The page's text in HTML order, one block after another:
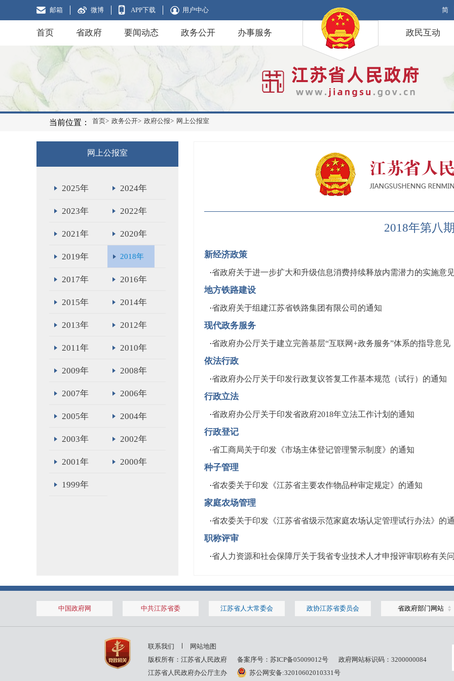
邮箱 微博 APP下载 用户中心 简
首页 省政府 要闻动态 政务公开 办事服务 政民互动
当前位置： 首页> 政务公开> 政府公报> 网上公报室
网上公报室
2025年 2024年
2023年 2022年
2021年 2020年
2019年 2018年
2017年 2016年
2015年 2014年
2013年 2012年
2011年 2010年
2009年 2008年
2007年 2006年
2005年 2004年
2003年 2002年
2001年 2000年
1999年
2018年第八期
新经济政策
·省政府关于进一步扩大和升级信息消费持续释放内需潜力的实施意
地方铁路建设
·省政府关于组建江苏省铁路集团有限公司的通知
现代政务服务
·省政府办公厅关于建立完善基层“互联网+政务服务”体系的指导意见
依法行政
·省政府办公厅关于印发行政复议答复工作基本规范（试行）的通知
行政立法
·省政府办公厅关于印发省政府2018年立法工作计划的通知
行政登记
·省工商局关于印发《市场主体登记管理警示制度》的通知
种子管理
·省农委关于印发《江苏省主要农作物品种审定规定》的通知
家庭农场管理
·省农委关于印发《江苏省省级示范家庭农场认定管理试行办法》的
职称评审
·省人力资源和社会保障厅关于我省专业技术人才申报评审职称有关
中国政府网 中共江苏省委 江苏省人大常委会 政协江苏省委员会 省政府部门网站
联系我们
网站地图
版权所有：江苏省人民政府
备案序号： 苏ICP备05009012号
政府网站标识码：3200000084
江苏省人民政府办公厅主办
苏公网安备:32010602010331号